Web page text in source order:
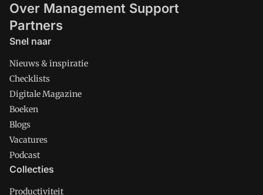
Over Management Support
Partners
Snel naar
Nieuws & inspiratie
Checklists
Digitale Magazine
Boeken
Blogs
Vacatures
Podcast
Collecties
Productiviteit